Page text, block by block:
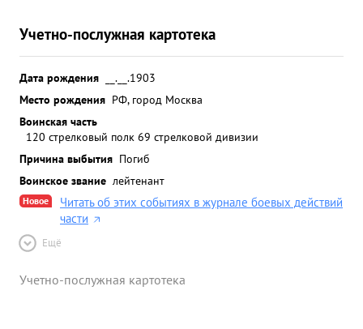
Учетно-послужная картотека
Дата рождения
__.__.1903
Место рождения РФ, город Москва
Воинская часть
120 стрелковый полк 69 стрелковой дивизии
Причина выбытия Погиб
Воинское звание лейтенант
Новое
Читать об этих событиях в журнале боевых действий
части
Ещё
Учетно-послужная картотека